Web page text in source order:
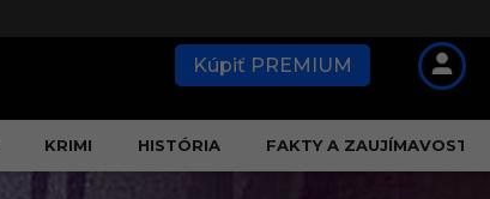
Kúpiť PREMIUM
KRIMI HISTÓRIA FAKTY A ZAUJÍMAVOSTI